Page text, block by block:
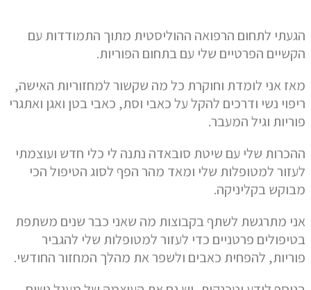
הגעתי לתחום הרפואה ההוליסטית מתוך התמודדות עם
הקשיים הפרטיים שלי עם בתחום הפוריות.
מאז אני לומדת וחוקרת כל מה שקשור למחזוריות האישה,
ריפוי נשי ודרכים להקל על כאבי וסת, כאבי בטן ואגן ואתגרי
פוריות וגיל המעבר.
ההכרות שלי עם שיטת סובאדה נתנה לי כלי חדש ועוצמתי
לעזור למטופלות שלי ומאד מהר הפף לסוג הטיפול הכי
מבוקש בקליניקה.
אני מתרגשת לשתף בקבוצות מה שאני כבר שנים משתפת
בטיפולים פרטניים כדי לעזור למטופלות שלי להגביר
פוריות, להפחית כאבים ולשפר את מהלך המחזור החודשי.